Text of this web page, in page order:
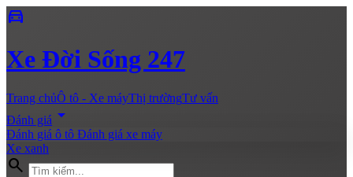
directions_car
Xe Đời Sống 247
Trang chủÔ tô - Xe máyThị trườngTư vấn
Đánh giá arrow_drop_down
Đánh giá ô tô Đánh giá xe máy
Xe xanh
search